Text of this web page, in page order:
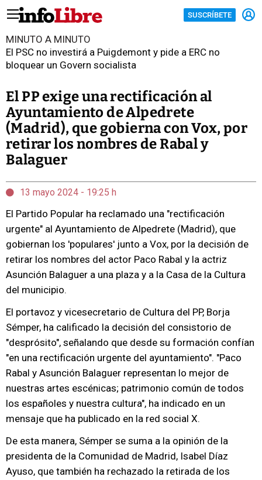
SUSCRÍBETE
MINUTO A MINUTO
El PSC no investirá a Puigdemont y pide a ERC no
bloquear un Govern socialista
El PP exige una rectificación al
Ayuntamiento de Alpedrete
(Madrid), que gobierna con Vox, por
retirar los nombres de Rabal y
Balaguer
13 mayo 2024 - 19:25 h
El Partido Popular ha reclamado una "rectificación
urgente" al Ayuntamiento de Alpedrete (Madrid), que
gobiernan los 'populares' junto a Vox, por la decisión de
retirar los nombres del actor Paco Rabal y la actriz
Asunción Balaguer a una plaza y a la Casa de la Cultura
del municipio.
El portavoz y vicesecretario de Cultura del PP, Borja
Sémper, ha calificado la decisión del consistorio de
"desprósito", señalando que desde su formación confían
"en una rectificación urgente del ayuntamiento". "Paco
Rabal y Asunción Balaguer representan lo mejor de
nuestras artes escénicas; patrimonio común de todos
los españoles y nuestra cultura", ha indicado en un
mensaje que ha publicado en la red social X.
De esta manera, Sémper se suma a la opinión de la
presidenta de la Comunidad de Madrid, Isabel Díaz
Ayuso, que también ha rechazado la retirada de los